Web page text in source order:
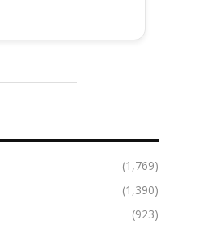
(1,769)
(1,390)
(923)